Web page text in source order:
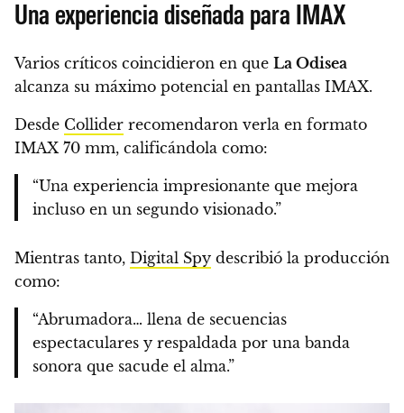
Una experiencia diseñada para IMAX
Varios críticos coincidieron en que La Odisea
alcanza su máximo potencial en pantallas IMAX.
Desde Collider recomendaron verla en formato
IMAX 70 mm, calificándola como:
“Una experiencia impresionante que mejora
incluso en un segundo visionado.”
Mientras tanto, Digital Spy describió la producción
como:
“Abrumadora… llena de secuencias
espectaculares y respaldada por una banda
sonora que sacude el alma.”